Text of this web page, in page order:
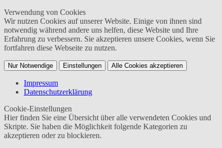
Verwendung von Cookies
Wir nutzen Cookies auf unserer Website. Einige von ihnen sind
notwendig während andere uns helfen, diese Website und Ihre
Erfahrung zu verbessern. Sie akzeptieren unsere Cookies, wenn Sie
fortfahren diese Webseite zu nutzen.
Nur Notwendige Einstellungen Alle Cookies akzeptieren
Impressum
Datenschutzerklärung
Cookie-Einstellungen
Hier finden Sie eine Übersicht über alle verwendeten Cookies und
Skripte. Sie haben die Möglichkeit folgende Kategorien zu
akzeptieren oder zu blockieren.